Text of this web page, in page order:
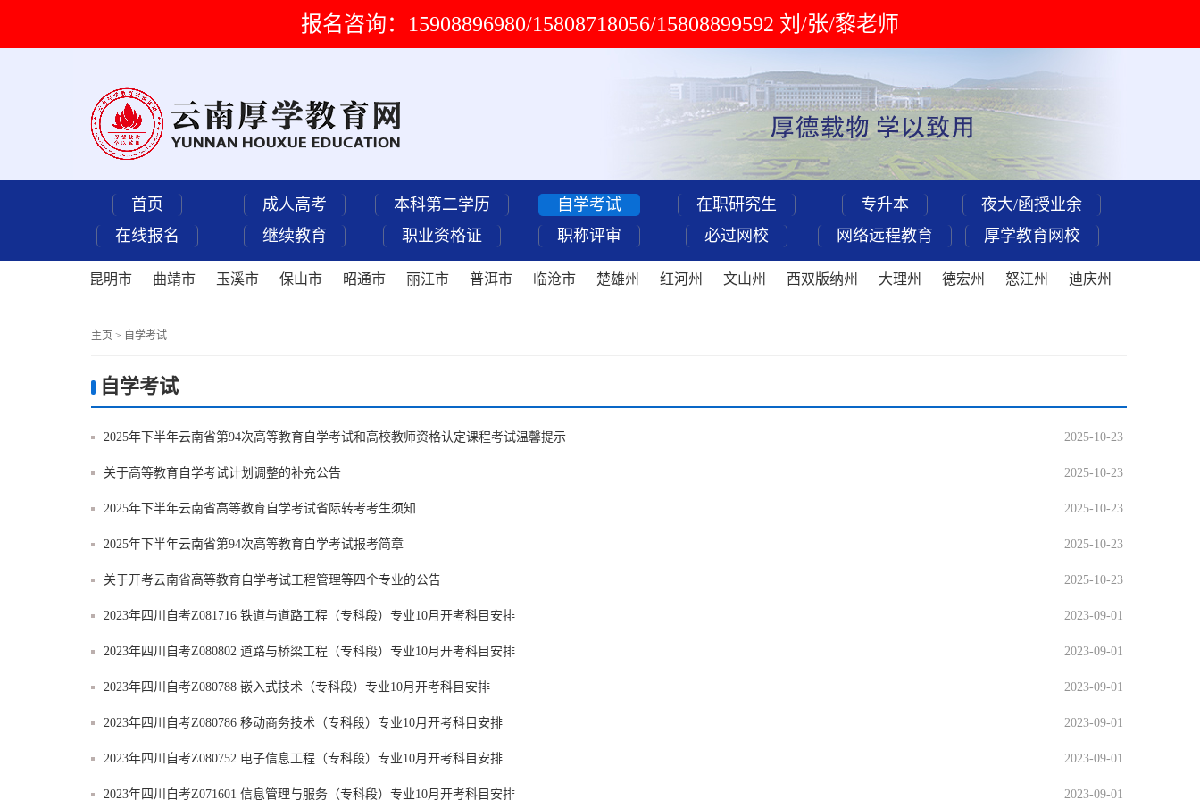
报名咨询：15908896980/15808718056/15808899592 刘/张/黎老师
首页 成人高考 本科第二学历 自学考试 在职研究生 专升本
夜大/函授业余
在线报名
继续教育 职业资格证 职称评审 必过网校 网络远程教育 厚学教育网校
昆明市 曲靖市 玉溪市 保山市 昭通市 丽江市 普洱市 临沧市 楚雄州 红河州 文山州 西双版纳州 大理州 德宏州 怒江州 迪庆州
主页 > 自学考试
自学考试
2025-10-23
2025年下半年云南省第94次高等教育自学考试和高校教师资格认定课程考试温馨提示
2025-10-23
关于高等教育自学考试计划调整的补充公告
2025-10-23
2025年下半年云南省高等教育自学考试省际转考考生须知
2025-10-23
2025年下半年云南省第94次高等教育自学考试报考简章
2025-10-23
关于开考云南省高等教育自学考试工程管理等四个专业的公告
2023-09-01
2023年四川自考Z081716 铁道与道路工程（专科段）专业10月开考科目安排
2023-09-01
2023年四川自考Z080802 道路与桥梁工程（专科段）专业10月开考科目安排
2023-09-01
2023年四川自考Z080788 嵌入式技术（专科段）专业10月开考科目安排
2023-09-01
2023年四川自考Z080786 移动商务技术（专科段）专业10月开考科目安排
2023-09-01
2023年四川自考Z080752 电子信息工程（专科段）专业10月开考科目安排
2023-09-01
2023年四川自考Z071601 信息管理与服务（专科段）专业10月开考科目安排